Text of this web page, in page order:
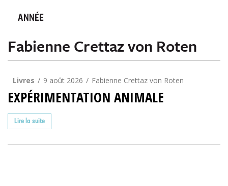
ANNÉE
Fabienne Crettaz von Roten
Livres 9 août 2026 Fabienne Crettaz von Roten
EXPÉRIMENTATION ANIMALE
Lire la suite